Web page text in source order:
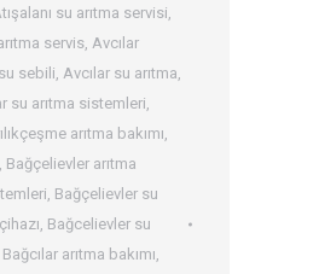
su arıtma servisi,
servis, Avcılar
sebili, Avcılar su arıtma,
su arıtma sistemleri,
arıtma bakımı,
, Bağçelievler arıtma
, Bağçelievler su
, Bağcelievler su
Bağcılar arıtma bakımı,